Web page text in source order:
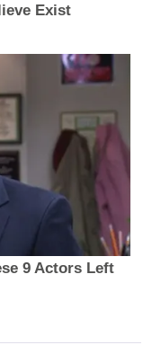
Exist
9 Actors Left